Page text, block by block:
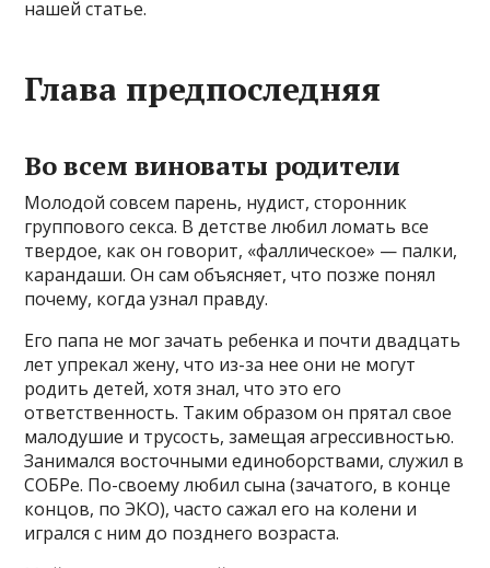
нашей статье.
Глава предпоследняя
Во всем виноваты родители
Молодой совсем парень, нудист, сторонник
группового секса. В детстве любил ломать все
твердое, как он говорит, «фаллическое» — палки,
карандаши. Он сам объясняет, что позже понял
почему, когда узнал правду.
Его папа не мог зачать ребенка и почти двадцать
лет упрекал жену, что из-за нее они не могут
родить детей, хотя знал, что это его
ответственность. Таким образом он прятал свое
малодушие и трусость, замещая агрессивностью.
Занимался восточными единоборствами, служил в
СОБРе. По-своему любил сына (зачатого, в конце
концов, по ЭКО), часто сажал его на колени и
игрался с ним до позднего возраста.